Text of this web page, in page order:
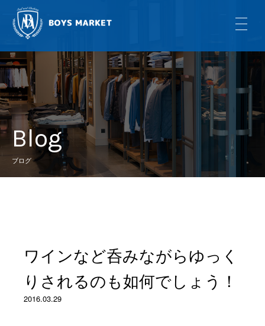
Blog
ブログ
ワインなど呑みながらゆっく
りされるのも如何でしょう！
2016.03.29